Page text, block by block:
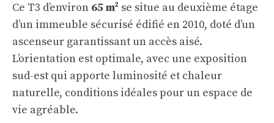
Ce T3 d’environ 65 m² se situe au deuxième étage
d’un immeuble sécurisé édifié en 2010, doté d’un
ascenseur garantissant un accès aisé.
L’orientation est optimale, avec une exposition
sud-est qui apporte luminosité et chaleur
naturelle, conditions idéales pour un espace de
vie agréable.